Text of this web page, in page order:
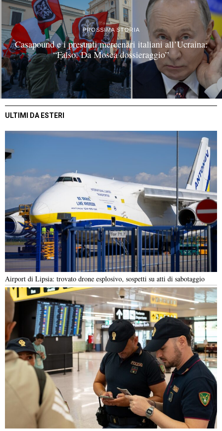
PROSSIMA STORIA
Casapound e i presunti mercenari italiani all’Ucraina:
“Falso. Da Mosca dossieraggio”
ULTIMI DA ESTERI
Airport di Lipsia: trovato drone esplosivo, sospetti su atti di sabotaggio